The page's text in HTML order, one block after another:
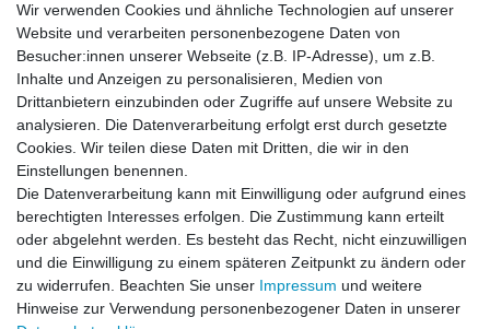
News-Letter abonieren
VORNAME NACHNAME
E-MAIL **
Newsletter
Honig
Hiermit bestätige ich, dass ich dieDaten­schutz­erklärunggelesen habe. Meine
Einwilligung kann ich jederzeit widerrufen.**
Abonnieren
Wir verwenden Cookies und ähnliche Technologien auf unserer
Website und verarbeiten personenbezogene Daten von
Besucher:innen unserer Webseite (z.B. IP-Adresse), um z.B.
Inhalte und Anzeigen zu personalisieren, Medien von
Drittanbietern einzubinden oder Zugriffe auf unsere Website zu
analysieren. Die Datenverarbeitung erfolgt erst durch gesetzte
Cookies. Wir teilen diese Daten mit Dritten, die wir in den
Einstellungen benennen.
Die Datenverarbeitung kann mit Einwilligung oder aufgrund eines
berechtigten Interesses erfolgen. Die Zustimmung kann erteilt
oder abgelehnt werden. Es besteht das Recht, nicht einzuwilligen
und die Einwilligung zu einem späteren Zeitpunkt zu ändern oder
zu widerrufen. Beachten Sie unser Impressum und weitere
Hinweise zur Verwendung personenbezogener Daten in unserer